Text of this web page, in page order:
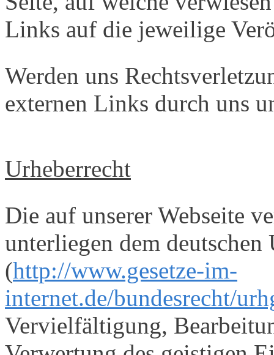
Links auf die jeweilige
Werden uns
externen Links durch uns
Urheberrecht
Die auf unserer Webseite
unterliegen dem deutschen
(http://www.gesetze-im-
internet.de/bundesrecht/
Vervielfältigung,